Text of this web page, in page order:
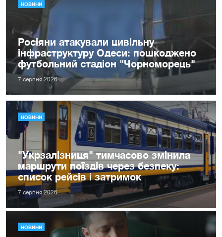
НОВИНИ
Росіяни атакували цивільну
інфраструктуру Одеси: пошкоджено
футбольний стадіон "Чорноморець"
7 серпня 2026
НОВИНИ
"Укрзалізниця" тимчасово змінила
маршрути поїздів через безпеку:
список рейсів і затримок
7 серпня 2026
НОВИНИ